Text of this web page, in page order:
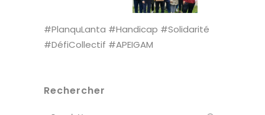
#PlanquLanta #Handicap #Solidarité
#DéfiCollectif #APEIGAM
Rechercher